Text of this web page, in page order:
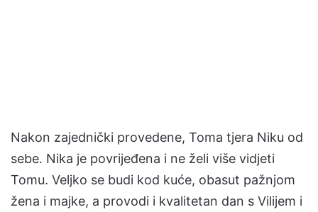
Nakon zajednički provedene, Toma tjera Niku od
sebe. Nika je povrijeđena i ne želi više vidjeti
Tomu. Veljko se budi kod kuće, obasut pažnjom
žena i majke, a provodi i kvalitetan dan s Vilijem i